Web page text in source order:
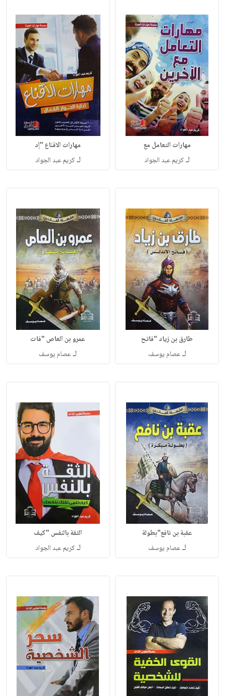
مهارات التعامل مع
لـكريم عبد الجواد
مهارات الاقناع "إد
لـكريم عبد الجواد
طارق بن زياد "فاتح
لـعصام يوسف
عمرو بن العاص "فات
لـعصام يوسف
عقبة بن نافع"بطولة
لـعصام يوسف
الثقة بالنفس "كيف
لـكريم عبد الجواد